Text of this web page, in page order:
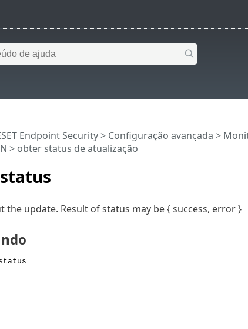
Endpoint Security> Configuração avançada >
> obter status de atualização
update. Result of status may be { success, error }